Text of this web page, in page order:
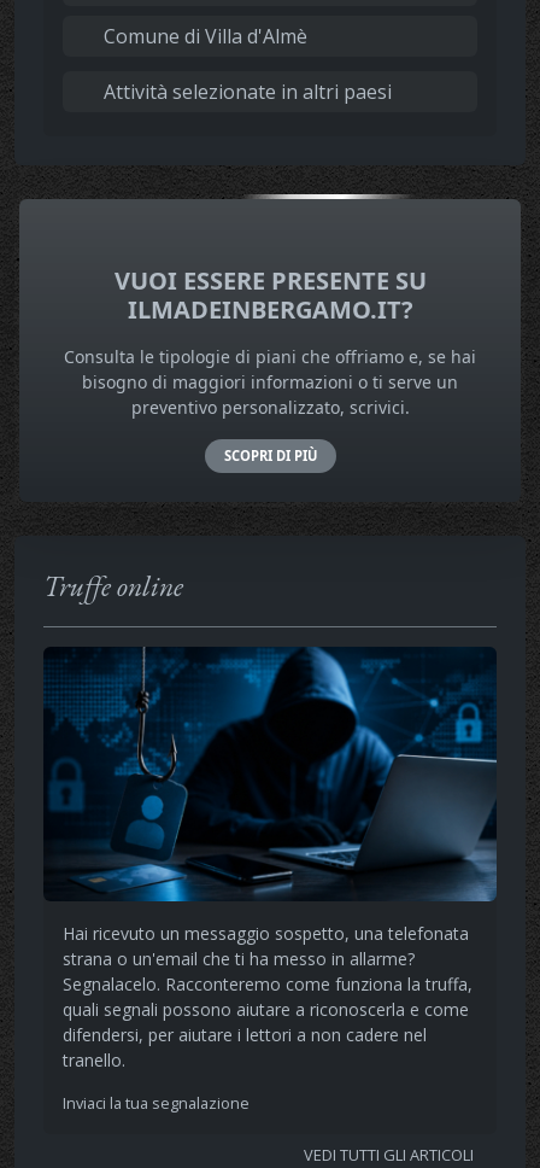
Comune di Villa d'Almè
Attività selezionate in altri paesi
VUOI ESSERE PRESENTE SU
ILMADEINBERGAMO.IT?
Consulta le tipologie di piani che offriamo e, se hai
bisogno di maggiori informazioni o ti serve un
preventivo personalizzato, scrivici.
SCOPRI DI PIÙ
Truffe online
Hai ricevuto un messaggio sospetto, una telefonata
strana o un'email che ti ha messo in allarme?
Segnalacelo. Racconteremo come funziona la truffa,
quali segnali possono aiutare a riconoscerla e come
difendersi, per aiutare i lettori a non cadere nel
tranello.
Inviaci la tua segnalazione
VEDI TUTTI GLI ARTICOLI